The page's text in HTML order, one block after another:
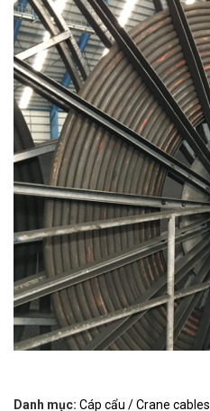
Danh mục: Cáp cẩu / Crane cables